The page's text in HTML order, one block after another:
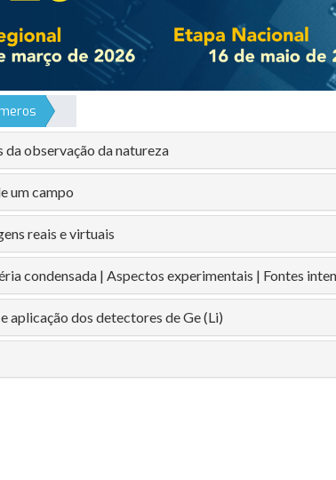
da observação da natureza
um campo
reais e virtuais
condensada | Aspectos experimentais | Fontes
aplicação dos detectores de Ge (Li)